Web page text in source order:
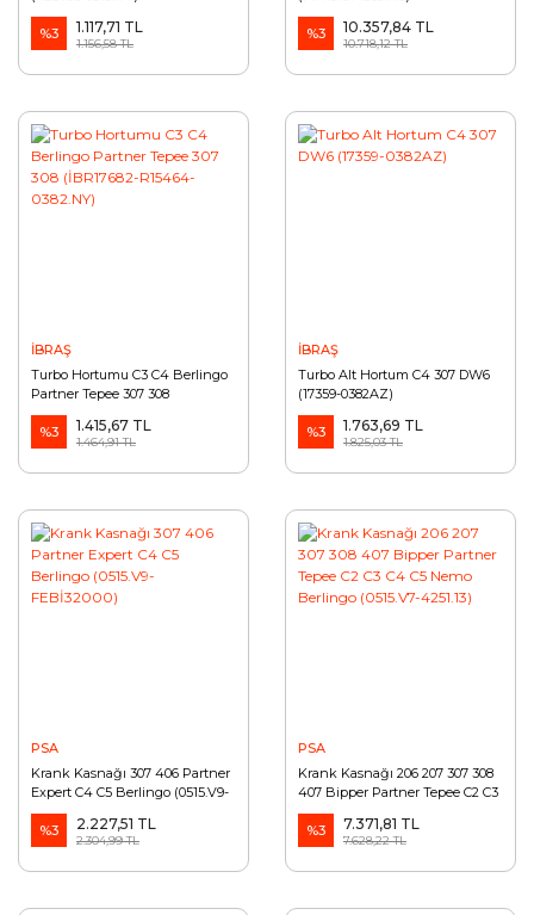
%3 1.117,71 TL
1.156,58 TL
%3 10.357,84 TL
10.718,12 TL
İBRAŞ
Turbo Hortumu C3 C4 Berlingo
Partner Tepee 307 308
(İBR17682-R15464-0382.NY)
%3
1.415,67 TL
1.464,91 TL
İBRAŞ
Turbo Alt Hortum C4 307 DW6
(17359-0382AZ)
%3 1.763,69 TL
1.825,03 TL
PSA
Krank Kasnağı 307 406 Partner
Expert C4 C5 Berlingo (0515.V9-
FEBİ32000)
%3
2.227,51 TL
2.304,99 TL
PSA
Krank Kasnağı 206 207 307 308
407 Bipper Partner Tepee C2 C3
C4 C5 Nemo Berlingo (0515.V7-
4251.13)
%3 7.371,81 TL
7.628,22 TL